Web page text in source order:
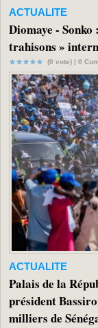
ACTUALITE
Diomaye -
trahisons »
(0 vote) | 0
ACTUALITE
Palais de la
président
milliers de